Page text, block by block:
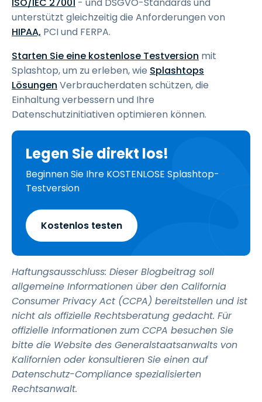
unterstützt gleichzeitig die Anforderungen von
HIPAA, PCI und FERPA.
Starten Sie eine kostenlose Testversion mit
Splashtop, um zu erleben, wie Splashtops
Lösungen Verbraucherdaten schützen, die
Einhaltung verbessern und Ihre
Datenschutzinitiativen optimieren können.
Legen Sie direkt los!
Beginnen Sie Ihre KOSTENLOSE Splashtop-
Testversion
Kostenlos testen
Haftungsausschluss: Dieser Blogbeitrag soll
allgemeine Informationen über den California
Consumer Privacy Act (CCPA) bereitstellen und ist
nicht als offizielle Rechtsberatung gedacht. Für
offizielle Informationen zum CCPA besuchen Sie
bitte die Website des Generalstaatsanwalts von
Kalifornien oder konsultieren Sie einen auf
Datenschutz-Compliance spezialisierten
Rechtsanwalt.